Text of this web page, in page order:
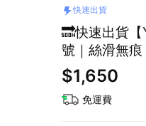
快速出貨
🔜快速出貨
號｜絲滑無
$1,650
免運費